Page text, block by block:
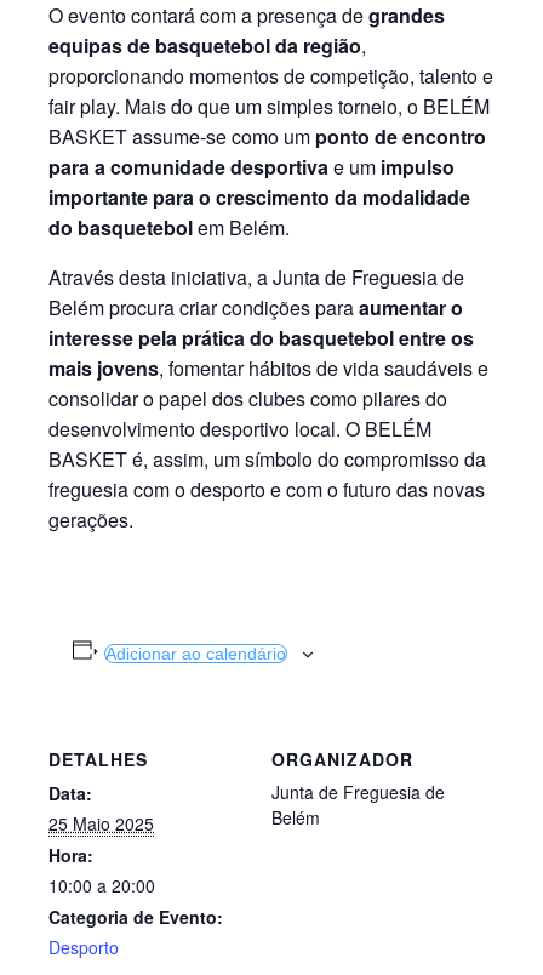
O evento contará com a presença degrandes
equipas de basquetebol da região,
proporcionando momentos de competição, talento e
fair play. Mais do que um simples torneio, o BELÉM
BASKET assume-se como um ponto de encontro
para a comunidade desportivae um impulso
importante para o crescimento da modalidade
do basquetebolem Belém.
Através desta iniciativa, a Junta de Freguesia de
Belém procura criar condições paraaumentar o
interesse pela prática do basquetebol entre os
mais jovens, fomentar hábitos de vida saudáveis e
consolidar o papel dos clubes como pilares do
desenvolvimento desportivo local. O BELÉM
BASKET é, assim, um símbolo do compromisso da
freguesia com o desporto e com o futuro das novas
gerações.
Adicionar ao calendário
DETALHES
Data:
25 Maio 2025
Hora:
10:00 a 20:00
Categoria de Evento:
Desporto
ORGANIZADOR
Junta de Freguesia de
Belém